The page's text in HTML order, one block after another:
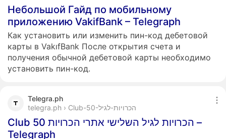
Небольшой Гайд по мобильному
приложению VakifBank – Telegraph
Как установить или изменить пин-код дебетовой
карты в VakıfBank После открытия счета и
получения обычной дебетовой карты необходимо
установить пин-код.
Telegra.ph
telegra.ph › Club-50-הכרויות-לגיל
Club 50 הכרויות לגיל השלישי אתרי הכרויות –
Telegraph